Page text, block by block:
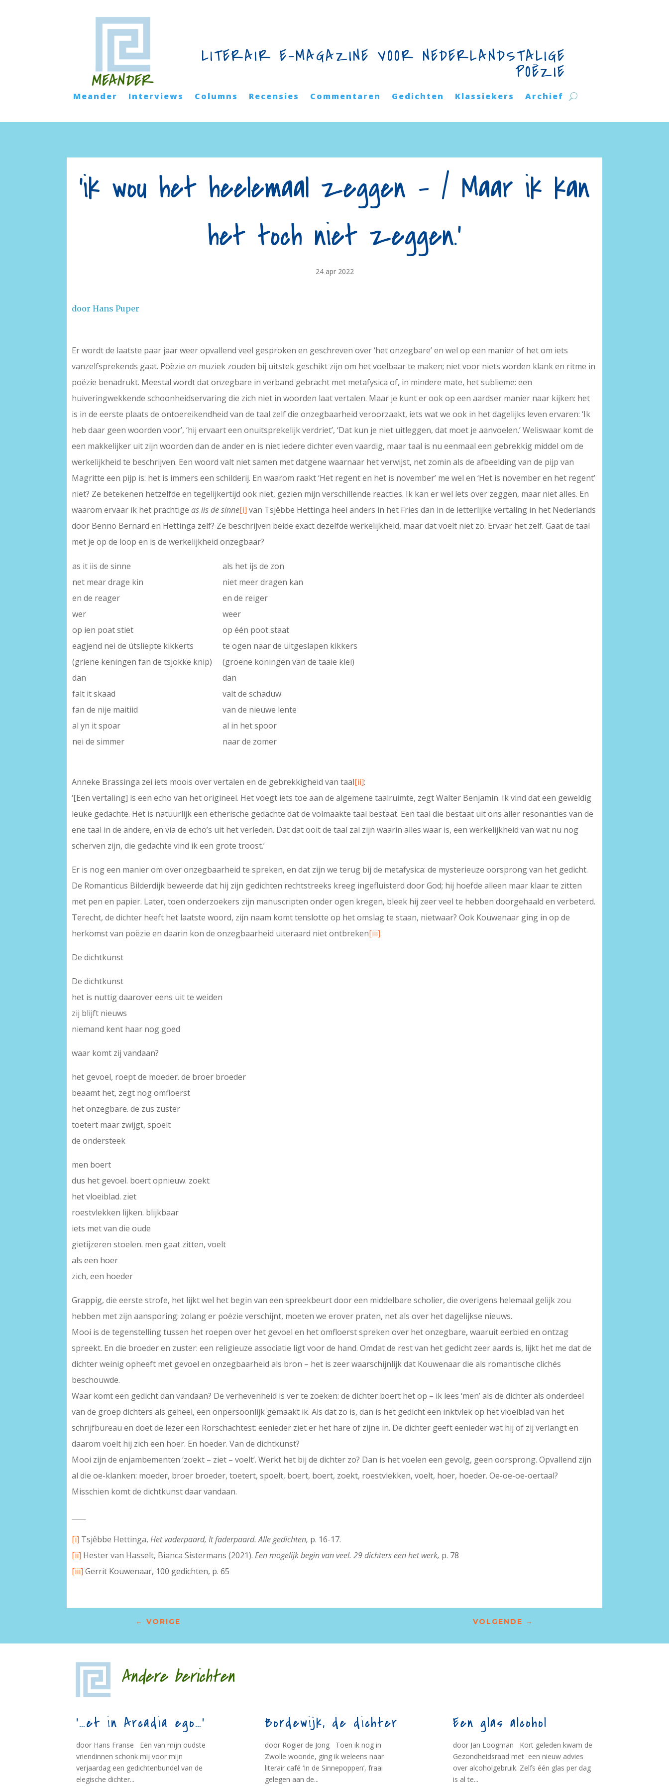
LITERAIR E-MAGAZINE VOOR NEDERLANDSTALIGE
POËZIE
Meander Interviews Columns Recensies Commentaren Gedichten Klassiekers Archief
‘ik wou het heelemaal zeggen – / Maar ik kan
het toch niet zeggen.’
24 apr 2022
door Hans Puper
Er wordt de laatste paar jaar weer opvallend veel gesproken en geschreven over ‘het onzegbare’ en wel op een manier of het om iets
vanzelfsprekends gaat. Poëzie en muziek zouden bij uitstek geschikt zijn om het voelbaar te maken; niet voor niets worden klank en ritme in
poëzie benadrukt. Meestal wordt dat onzegbare in verband gebracht met metafysica of, in mindere mate, het sublieme: een
huiveringwekkende schoonheidservaring die zich niet in woorden laat vertalen. Maar je kunt er ook op een aardser manier naar kijken: het
is in de eerste plaats de ontoereikendheid van de taal zelf die onzegbaarheid veroorzaakt, iets wat we ook in het dagelijks leven ervaren: ‘Ik
heb daar geen woorden voor’, ‘hij ervaart een onuitsprekelijk verdriet’, ‘Dat kun je niet uitleggen, dat moet je aanvoelen.’ Weliswaar komt de
een makkelijker uit zijn woorden dan de ander en is niet iedere dichter even vaardig, maar taal is nu eenmaal een gebrekkig middel om de
werkelijkheid te beschrijven. Een woord valt niet samen met datgene waarnaar het verwijst, net zomin als de afbeelding van de pijp van
Magritte een pijp is: het is immers een schilderij. En waarom raakt ‘Het regent en het is november’ me wel en ‘Het is november en het regent’
niet? Ze betekenen hetzelfde en tegelijkertijd ook niet, gezien mijn verschillende reacties. Ik kan er wel íets over zeggen, maar niet alles. En
waarom ervaar ik het prachtigeas iis de sinne[i] van Tsjêbbe Hettinga heel anders in het Fries dan in de letterlijke vertaling in het Nederlands
door Benno Bernard en Hettinga zelf? Ze beschrijven beide exact dezelfde werkelijkheid, maar dat voelt niet zo. Ervaar het zelf. Gaat de taal
met je op de loop en is de werkelijkheid onzegbaar?
as it iis de sinne
net mear drage kin
en de reager
wer
op ien poat stiet
eagjend nei de útsliepte kikkerts
(griene keningen fan de tsjokke knip)
dan
falt it skaad
fan de nije maitiid
al yn it spoar
nei de simmer
als het ijs de zon
niet meer dragen kan
en de reiger
weer
op één poot staat
te ogen naar de uitgeslapen kikkers
(groene koningen van de taaie klei)
dan
valt de schaduw
van de nieuwe lente
al in het spoor
naar de zomer
Anneke Brassinga zei iets moois over vertalen en de gebrekkigheid van taal[ii]:
‘[Een vertaling] is een echo van het origineel. Het voegt iets toe aan de algemene taalruimte, zegt Walter Benjamin. Ik vind dat een geweldig
leuke gedachte. Het is natuurlijk een etherische gedachte dat de volmaakte taal bestaat. Een taal die bestaat uit ons aller resonanties van de
ene taal in de andere, en via de echo’s uit het verleden. Dat dat ooit de taal zal zijn waarin alles waar is, een werkelijkheid van wat nu nog
scherven zijn, die gedachte vind ik een grote troost.’
Er is nog een manier om over onzegbaarheid te spreken, en dat zijn we terug bij de metafysica: de mysterieuze oorsprong van het gedicht.
De Romanticus Bilderdijk beweerde dat hij zijn gedichten rechtstreeks kreeg ingefluisterd door God; hij hoefde alleen maar klaar te zitten
met pen en papier. Later, toen onderzoekers zijn manuscripten onder ogen kregen, bleek hij zeer veel te hebben doorgehaald en verbeterd.
Terecht, de dichter heeft het laatste woord, zijn naam komt tenslotte op het omslag te staan, nietwaar? Ook Kouwenaar ging in op de
herkomst van poëzie en daarin kon de onzegbaarheid uiteraard niet ontbreken[iii].
De dichtkunst
De dichtkunst
het is nuttig daarover eens uit te weiden
zij blijft nieuws
niemand kent haar nog goed
waar komt zij vandaan?
het gevoel, roept de moeder. de broer broeder
beaamt het, zegt nog omfloerst
het onzegbare. de zus zuster
toetert maar zwijgt, spoelt
de ondersteek
men boert
dus het gevoel. boert opnieuw. zoekt
het vloeiblad. ziet
roestvlekken lijken. blijkbaar
iets met van die oude
gietijzeren stoelen. men gaat zitten, voelt
als een hoer
zich, een hoeder
Grappig, die eerste strofe, het lijkt wel het begin van een spreekbeurt door een middelbare scholier, die overigens helemaal gelijk zou
hebben met zijn aansporing: zolang er poëzie verschijnt, moeten we erover praten, net als over het dagelijkse nieuws.
Mooi is de tegenstelling tussen het roepen over het gevoel en het omfloerst spreken over het onzegbare, waaruit eerbied en ontzag
spreekt. En die broeder en zuster: een religieuze associatie ligt voor de hand. Omdat de rest van het gedicht zeer aards is, lijkt het me dat de
dichter weinig opheeft met gevoel en onzegbaarheid als bron – het is zeer waarschijnlijk dat Kouwenaar die als romantische clichés
beschouwde.
Waar komt een gedicht dan vandaan? De verhevenheid is ver te zoeken: de dichter boert het op – ik lees ‘men’ als de dichter als onderdeel
van de groep dichters als geheel, een onpersoonlijk gemaakt ik. Als dat zo is, dan is het gedicht een inktvlek op het vloeiblad van het
schrijfbureau en doet de lezer een Rorschachtest: eenieder ziet er het hare of zijne in. De dichter geeft eenieder wat hij of zij verlangt en
daarom voelt hij zich een hoer. En hoeder. Van de dichtkunst?
Mooi zijn de enjambementen ‘zoekt – ziet – voelt’. Werkt het bij de dichter zo? Dan is het voelen een gevolg, geen oorsprong. Opvallend zijn
al die oe-klanken: moeder, broer broeder, toetert, spoelt, boert, boert, zoekt, roestvlekken, voelt, hoer, hoeder. Oe-oe-oe-oertaal?
Misschien komt de dichtkunst daar vandaan.
[i] Tsjêbbe Hettinga,Het vaderpaard, It faderpaard. Alle gedichten, p. 16-17.
[ii] Hester van Hasselt, Bianca Sistermans (2021).Een mogelijk begin van veel. 29 dichters een het werk, p. 78
[iii] Gerrit Kouwenaar, 100 gedichten, p. 65
← VORIGE VOLGENDE →
Andere berichten
‘…et in Arcadia ego…’
door Hans Franse Een van mijn oudste
vriendinnen schonk mij voor mijn
verjaardag een gedichtenbundel van de
elegische dichter...
Bordewijk, de dichter
door Rogier de Jong Toen ik nog in
Zwolle woonde, ging ik weleens naar
literair café ‘In de Sinnepoppen’, fraai
gelegen aan de...
Een glas alcohol
door Jan Loogman Kort geleden kwam de
Gezondheidsraad met een nieuw advies
over alcoholgebruik. Zelfs één glas per dag
is al te...